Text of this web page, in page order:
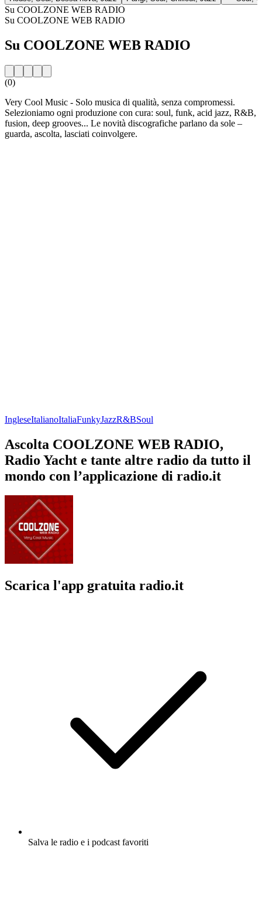
Su COOLZONE WEB RADIO
Su COOLZONE WEB RADIO
Su COOLZONE WEB RADIO
(0)
Very Cool Music - Solo musica di qualità, senza compromessi.
Selezioniamo ogni produzione con cura: soul, funk, acid jazz, R&B,
fusion, deep grooves... Le novità discografiche parlano da sole –
guarda, ascolta, lasciati coinvolgere.
IngleseItalianoItaliaFunkyJazzR&BSoul
Ascolta COOLZONE WEB RADIO,
Radio Yacht e tante altre radio da tutto il
mondo con l’applicazione di radio.it
Scarica l'app gratuita radio.it
Salva le radio e i podcast favoriti